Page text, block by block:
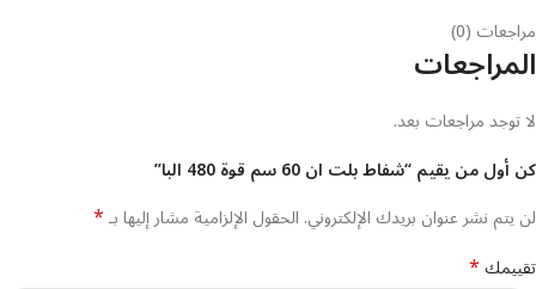
مراجعات (0)
المراجعات
لا توجد مراجعات بعد.
كن أول من يقيم “شفاط بلت ان 60 سم قوة 480 البا”
لن يتم نشر عنوان بريدك الإلكتروني. الحقول الإلزامية مشار إليها بـ*
تقييمك*